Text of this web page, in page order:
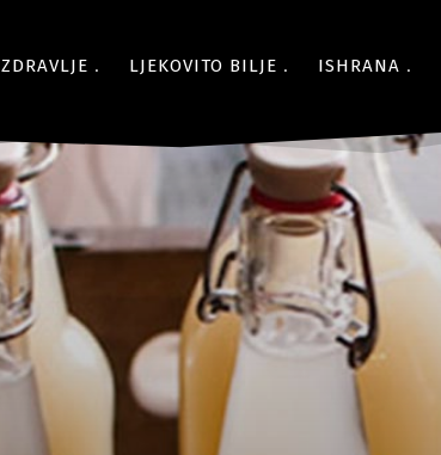
ZDRAVLJE LJEKOVITO BILJE ISHRANA